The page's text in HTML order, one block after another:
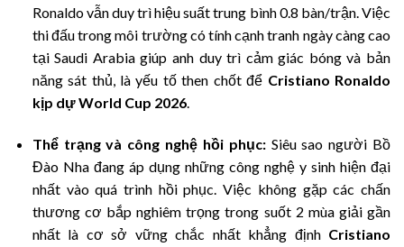
Ronaldo vẫn duy trì hiệu suất trung bình 0.8 bàn/trận.Việc
thi đấu trong môi trường có tính cạnh tranh ngày càng cao
tại Saudi Arabia giúp anh duy trì cảm giác bóng và bản
năng sát thủ,là yếu tố then chốt để Cristiano Ronaldo
kịp dự World Cup 2026.
Thể trạng và công nghệ hồi phục:Siêu sao người Bồ
Đào Nha đang áp dụng những công nghệ y sinh hiện đại
nhất vào quá trình hồi phục. Việc không gặp các chấn
thương cơ bắp nghiêm trọng trong suốt 2 mùa giải gần
nhất là cơ sở vững chắc nhất khẳng định Cristiano